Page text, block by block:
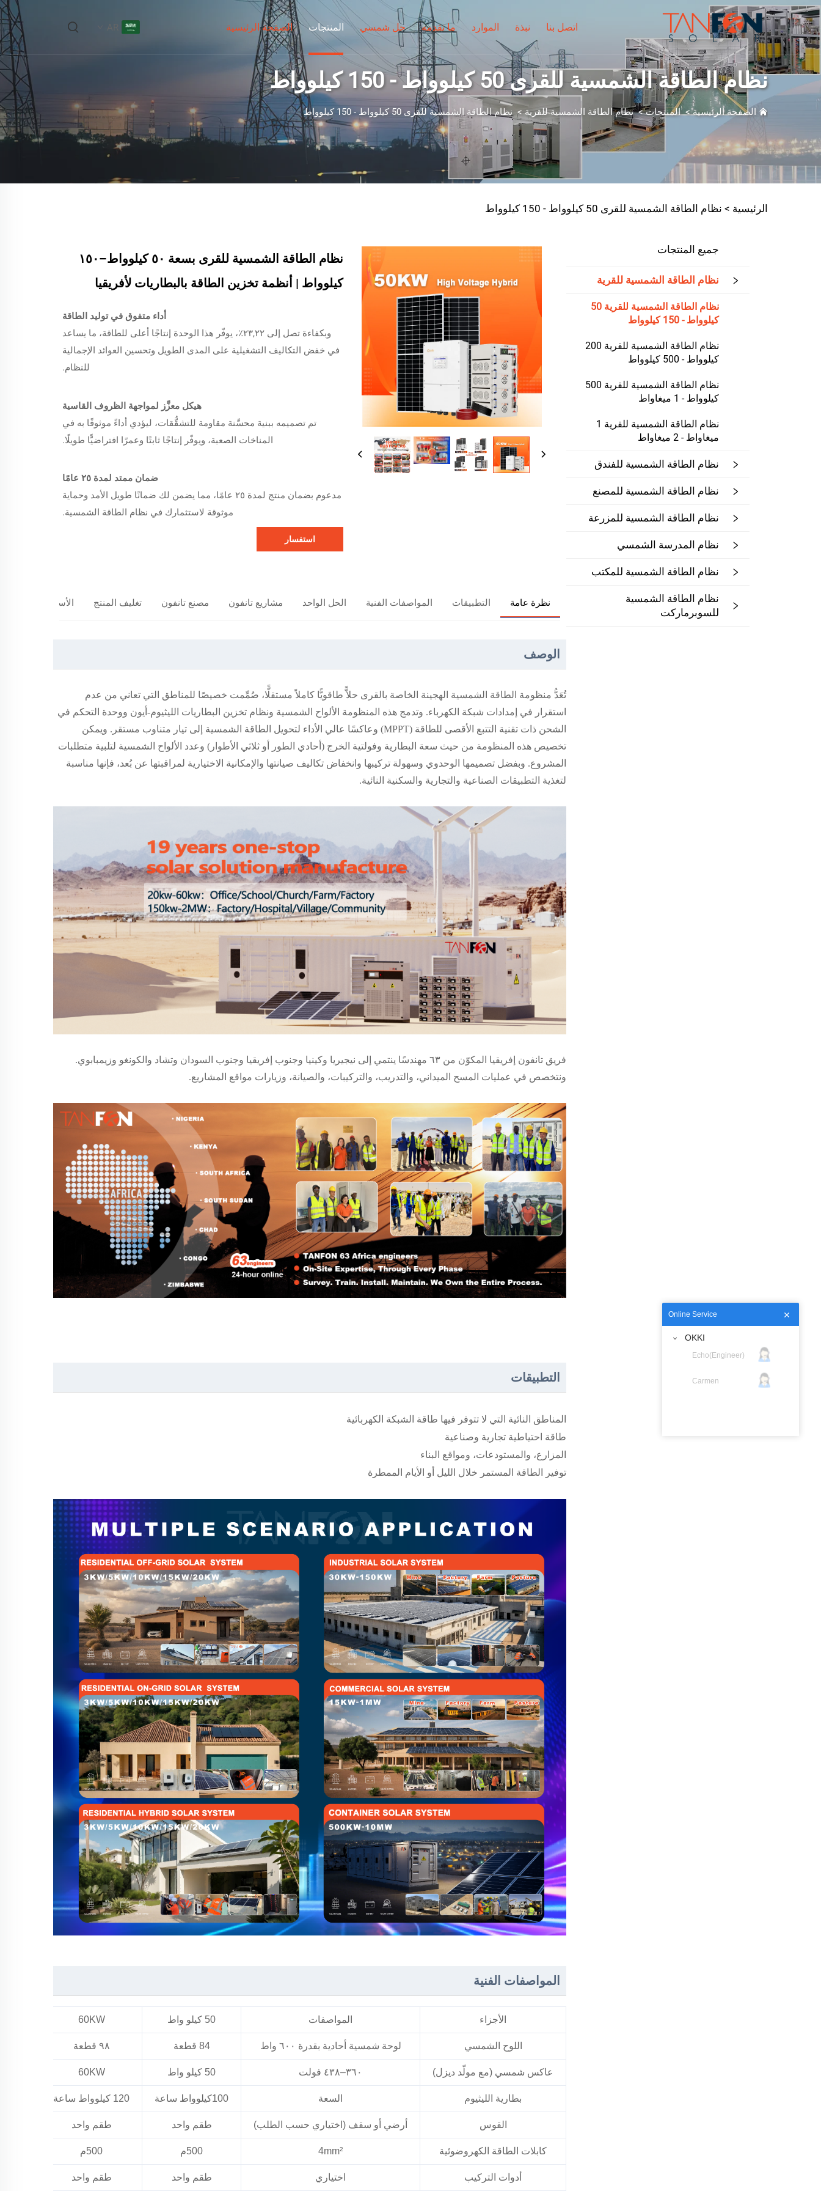
الصفحة الرئيسية المنتجات حل شمسي ما نقدمه الموارد نبذة اتصل بنا AR
نظام الطاقة الشمسية للقرى 50 كيلوواط - 150 كيلوواط
الصفحة الرئيسية>المنتجات>نظام الطاقة الشمسية للقرية> نظام الطاقة الشمسية للقرى 50 كيلوواط - 150 كيلوواط
الرئيسية > نظام الطاقة الشمسية للقرى 50 كيلوواط - 150 كيلوواط
جميع المنتجات
نظام الطاقة الشمسية للقرية
نظام الطاقة الشمسية للقرية 50
كيلوواط - 150 كيلوواط
نظام الطاقة الشمسية للقرية 200
كيلوواط - 500 كيلوواط
نظام الطاقة الشمسية للقرية 500
كيلوواط - 1 ميغاواط
نظام الطاقة الشمسية للقرية 1
ميغاواط - 2 ميغاواط
نظام الطاقة الشمسية للفندق
نظام الطاقة الشمسية للمصنع
نظام الطاقة الشمسية للمزرعة
نظام المدرسة الشمسي
نظام الطاقة الشمسية للمكتب
نظام الطاقة الشمسية
للسوبرماركت
نظام الطاقة الشمسية للقرى بسعة ٥٠ كيلوواط–١٥٠
كيلوواط | أنظمة تخزين الطاقة بالبطاريات لأفريقيا
أداء متفوق في توليد الطاقة
وبكفاءة تصل إلى ٢٣,٢٢٪، يوفّر هذا الوحدة إنتاجًا أعلى للطاقة، ما يساعد
في خفض التكاليف التشغيلية على المدى الطويل وتحسين العوائد الإجمالية
للنظام.
هيكل معزَّز لمواجهة الظروف القاسية
تم تصميمه ببنية محسَّنة مقاومة للتشقُّقات، ليؤدي أداءً موثوقًا به في
المناخات الصعبة، ويوفّر إنتاجًا ثابتًا وعمرًا افتراضيًّا طويلًا.
ضمان ممتد لمدة ٢٥ عامًا
مدعوم بضمان منتج لمدة ٢٥ عامًا، مما يضمن لك ضمانًا طويل الأمد وحماية
موثوقة لاستثمارك في نظام الطاقة الشمسية.
استفسار
نظرة عامة التطبيقات المواصفات الفنية الحل الواحد مشاريع تانفون مصنع تانفون تغليف المنتج الأسئلة الشائعة
الوصف
تُعَدُّ منظومة الطاقة الشمسية الهجينة الخاصة بالقرى حلاًّ طاقويًّا كاملاً مستقلًّا، صُمِّمت خصيصًا للمناطق التي تعاني من عدم
استقرار في إمدادات شبكة الكهرباء. وتدمج هذه المنظومة الألواح الشمسية ونظام تخزين البطاريات الليثيوم-أيون ووحدة التحكم في
الشحن ذات تقنية التتبع الأقصى للطاقة (MPPT) وعاكسًا عالي الأداء لتحويل الطاقة الشمسية إلى تيار متناوب مستقر. ويمكن
تخصيص هذه المنظومة من حيث سعة البطارية وفولتية الخرج (أحادي الطور أو ثلاثي الأطوار) وعدد الألواح الشمسية لتلبية متطلبات
المشروع. وبفضل تصميمها الوحدوي وسهولة تركيبها وانخفاض تكاليف صيانتها والإمكانية الاختيارية لمراقبتها عن بُعد، فإنها مناسبة
لتغذية التطبيقات الصناعية والتجارية والسكنية النائية.
فريق تانفون إفريقيا المكوّن من ٦٣ مهندسًا ينتمي إلى نيجيريا وكينيا وجنوب إفريقيا وجنوب السودان وتشاد والكونغو وزيمبابوي.
ونتخصص في عمليات المسح الميداني، والتدريب، والتركيبات، والصيانة، وزيارات مواقع المشاريع.
التطبيقات
المناطق النائية التي لا تتوفر فيها طاقة الشبكة الكهربائية
طاقة احتياطية تجارية وصناعية
المزارع، والمستودعات، ومواقع البناء
توفير الطاقة المستمر خلال الليل أو الأيام الممطرة
المواصفات الفنية
الأجزاء المواصفات 50 كيلو واط 60KW
اللوح الشمسي لوحة شمسية أحادية بقدرة ٦٠٠ واط 84 قطعة ٩٨ قطعة
عاكس شمسي (مع مولّد ديزل) ٣٦٠–٤٣٨ فولت 50 كيلو واط 60KW
بطارية الليثيوم السعة 100كيلوواط ساعة 120 كيلوواط ساعة
القوس أرضي أو سقف (اختياري حسب الطلب) طقم واحد طقم واحد
كابلات الطاقة الكهروضوئية 4mm² 500م 500م
أدوات التركيب اختياري طقم واحد طقم واحد
Online Service
OKKI
Echo(Engineer)
Carmen